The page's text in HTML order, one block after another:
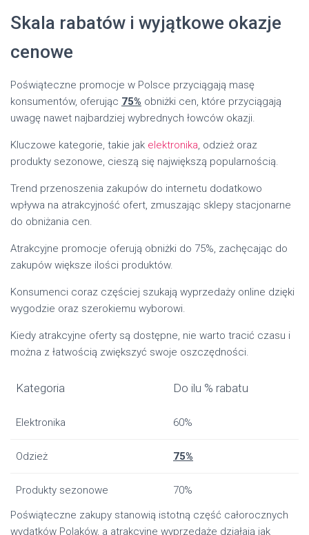
Skala rabatów i wyjątkowe okazje
cenowe
Poświąteczne promocje w Polsce przyciągają masę
konsumentów, oferując 75% obniżki cen, które przyciągają
uwagę nawet najbardziej wybrednych łowców okazji.
Kluczowe kategorie, takie jak elektronika, odzież oraz
produkty sezonowe, cieszą się największą popularnością.
Trend przenoszenia zakupów do internetu dodatkowo
wpływa na atrakcyjność ofert, zmuszając sklepy stacjonarne
do obniżania cen.
Atrakcyjne promocje oferują obniżki do 75%, zachęcając do
zakupów większe ilości produktów.
Konsumenci coraz częściej szukają wyprzedaży online dzięki
wygodzie oraz szerokiemu wyborowi.
Kiedy atrakcyjne oferty są dostępne, nie warto tracić czasu i
można z łatwością zwiększyć swoje oszczędności.
Kategoria Do ilu % rabatu
Elektronika 60%
Odzież 75%
Produkty sezonowe
70%
Poświąteczne zakupy stanowią istotną część całorocznych
wydatków Polaków, a atrakcyjne wyprzedaże działają jak